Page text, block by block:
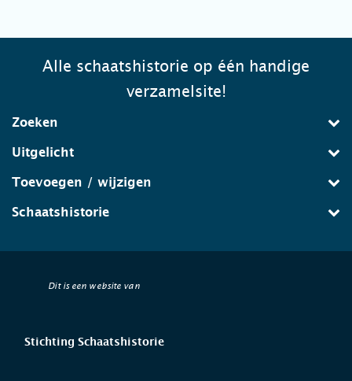
Alle schaatshistorie op één handige
verzamelsite!
Zoeken
Uitgelicht
Toevoegen / wijzigen
Schaatshistorie
Dit is een website van
Stichting Schaatshistorie